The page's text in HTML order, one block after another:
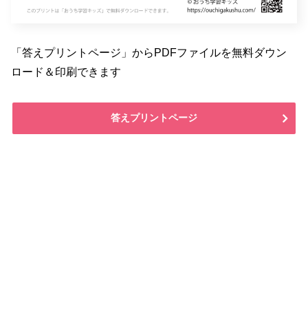
「答えプリントページ」からPDFファイルを無料ダウン
ロード＆印刷できます
答えプリントページ